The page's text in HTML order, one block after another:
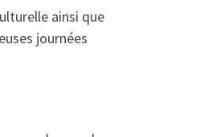
ainsi que
journées